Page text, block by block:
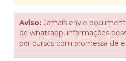
Aviso: Jamais envie
de whatsapp, informações
por cursos com promessa de